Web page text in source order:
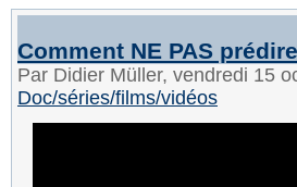
Comment NE PAS
Par Didier Müller, vendredi 15
Doc/séries/films/vidéos